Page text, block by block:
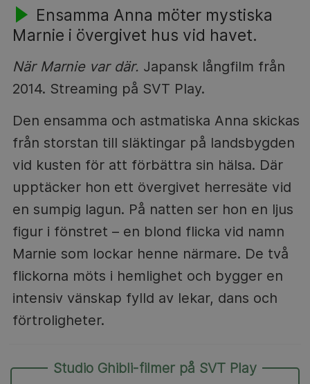
Ensamma Anna möter mystiska
Marnie i övergivet hus vid havet.
När Marnie var där. Japansk långfilm från
2014. Streaming på SVT Play.
Den ensamma och astmatiska Anna skickas
från storstan till släktingar på landsbygden
vid kusten för att förbättra sin hälsa. Där
upptäcker hon ett övergivet herresäte vid
en sumpig lagun. På natten ser hon en ljus
figur i fönstret – en blond flicka vid namn
Marnie som lockar henne närmare. De två
flickorna möts i hemlighet och bygger en
intensiv vänskap fylld av lekar, dans och
förtroligheter.
Studio Ghibli-filmer på SVT Play